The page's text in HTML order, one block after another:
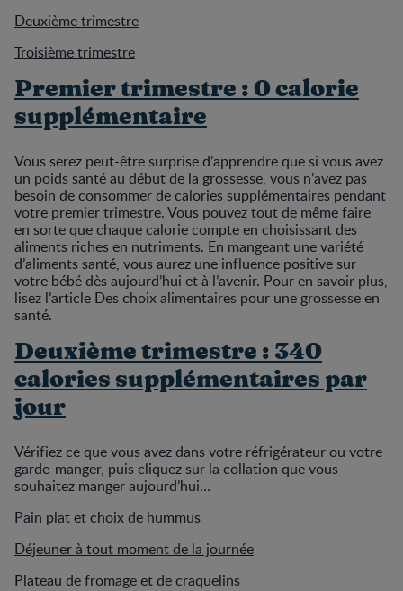
Deuxième trimestre
Troisième trimestre
Premier trimestre : 0 calorie
supplémentaire
Vous serez peut-être surprise d’apprendre que si vous avez
un poids santé au début de la grossesse, vous n’avez pas
besoin de consommer de calories supplémentaires pendant
votre premier trimestre. Vous pouvez tout de même faire
en sorte que chaque calorie compte en choisissant des
aliments riches en nutriments. En mangeant une variété
d’aliments santé, vous aurez une influence positive sur
votre bébé dès aujourd’hui et à l’avenir. Pour en savoir plus,
lisez l’article Des choix alimentaires pour une grossesse en
santé.
Deuxième trimestre : 340
calories supplémentaires par
jour
Vérifiez ce que vous avez dans votre réfrigérateur ou votre
garde-manger, puis cliquez sur la collation que vous
souhaitez manger aujourd’hui…
Pain plat et choix de hummus
Déjeuner à tout moment de la journée
Plateau de fromage et de craquelins